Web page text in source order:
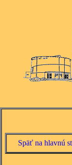
Späť na hlavnú